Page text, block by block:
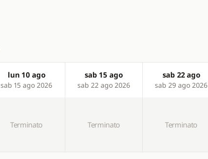
lun 10 ago
sab 15 ago 2026
sab 15 ago
sab 22 ago 2026
sab 22 ago
sab 29 ago 2026
Terminato Terminato Terminato